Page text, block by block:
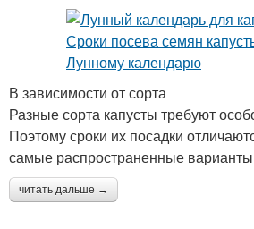
В зависимости от сорта
Разные сорта капусты требуют
Поэтому сроки их посадки
самые распространенные
читать дальше →